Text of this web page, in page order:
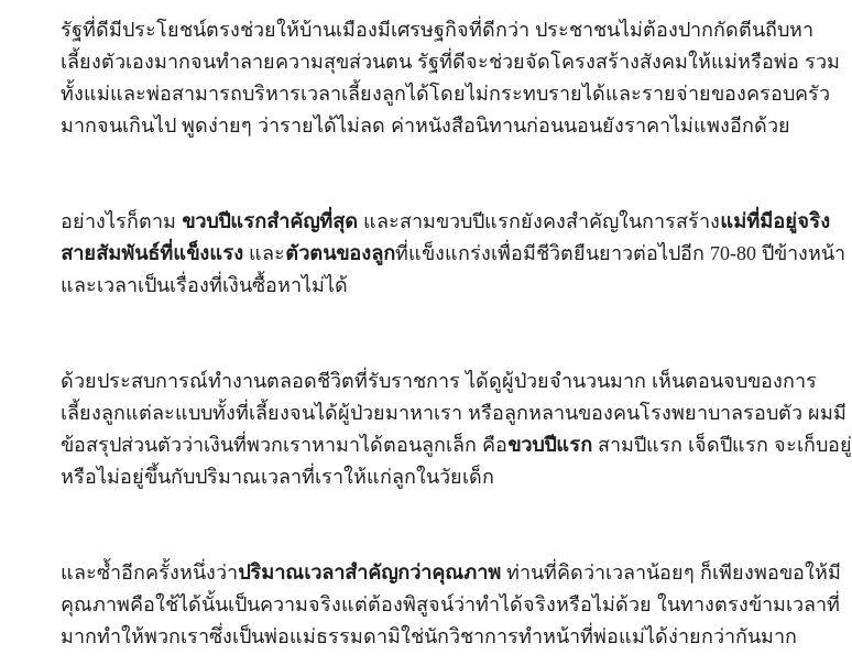
รัฐที่ดีมีประโยชน์ตรงช่วยให้บ้านเมืองมีเศรษฐกิจที่ดีกว่า ประชาชนไม่ต้องปากกัดตีนถีบหา
เลี้ยงตัวเองมากจนทำลายความสุขส่วนตน รัฐที่ดีจะช่วยจัดโครงสร้างสังคมให้แม่หรือพ่อ รวม
ทั้งแม่และพ่อสามารถบริหารเวลาเลี้ยงลูกได้โดยไม่กระทบรายได้และรายจ่ายของครอบครัว
มากจนเกินไป พูดง่ายๆ ว่ารายได้ไม่ลด ค่าหนังสือนิทานก่อนนอนยังราคาไม่แพงอีกด้วย
อย่างไรก็ตาม ขวบปีแรกสำคัญที่สุด และสามขวบปีแรกยังคงสำคัญในการสร้างแม่ที่มีอยู่จริง
สายสัมพันธ์ที่แข็งแรง และตัวตนของลูกที่แข็งแกร่งเพื่อมีชีวิตยืนยาวต่อไปอีก 70-80 ปีข้างหน้า
และเวลาเป็นเรื่องที่เงินซื้อหาไม่ได้
ด้วยประสบการณ์ทำงานตลอดชีวิตที่รับราชการ ได้ดูผู้ป่วยจำนวนมาก เห็นตอนจบของการ
เลี้ยงลูกแต่ละแบบทั้งที่เลี้ยงจนได้ผู้ป่วยมาหาเรา หรือลูกหลานของคนโรงพยาบาลรอบตัว ผมมี
ข้อสรุปส่วนตัวว่าเงินที่พวกเราหามาได้ตอนลูกเล็ก คือขวบปีแรก สามปีแรก เจ็ดปีแรก จะเก็บอยู่
หรือไม่อยู่ขึ้นกับปริมาณเวลาที่เราให้แก่ลูกในวัยเด็ก
และซ้ำอีกครั้งหนึ่งว่าปริมาณเวลาสำคัญกว่าคุณภาพ ท่านที่คิดว่าเวลาน้อยๆ ก็เพียงพอขอให้มี
คุณภาพคือใช้ได้นั้นเป็นความจริงแต่ต้องพิสูจน์ว่าทำได้จริงหรือไม่ด้วย ในทางตรงข้ามเวลาที่
มากทำให้พวกเราซึ่งเป็นพ่อแม่ธรรมดามิใช่นักวิชาการทำหน้าที่พ่อแม่ได้ง่ายกว่ากันมาก